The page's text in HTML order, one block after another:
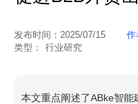
发布时间： 2025/07/15 作
类型：
行业研究
本文重点阐述了ABke智